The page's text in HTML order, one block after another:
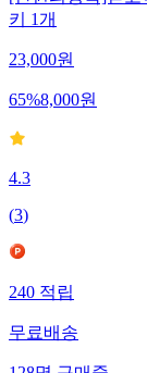
키 1개
23,000원
65%8,000원
4.3
(3)
240 적립
무료배송